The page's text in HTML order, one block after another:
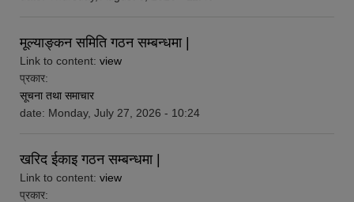
मूल्याङ्कन समिति गठन सम्बन्धमा |
Link to content: view
प्रकार:
सूचना तथा समाचार
date: Monday, July 27, 2026 - 10:24
खरिद ईकाइ गठन सम्बन्धमा |
Link to content: view
प्रकार: